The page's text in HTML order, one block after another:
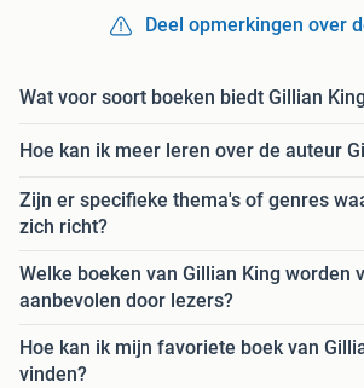
Deel opmerkingen over
Wat voor soort boeken biedt Gillian
Hoe kan ik meer leren over de auteur
Zijn er specifieke thema's of genres
zich richt?
Welke boeken van Gillian King worden
aanbevolen door lezers?
Hoe kan ik mijn favoriete boek van
vinden?